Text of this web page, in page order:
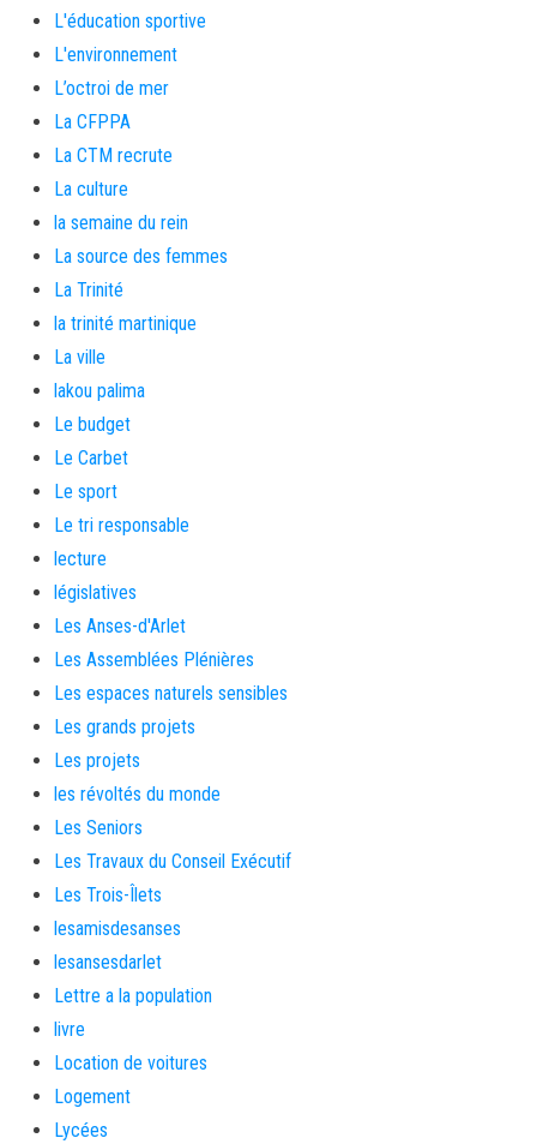
L'éducation sportive
L'environnement
L’octroi de mer
La CFPPA
La CTM recrute
La culture
la semaine du rein
La source des femmes
La Trinité
la trinité martinique
La ville
lakou palima
Le budget
Le Carbet
Le sport
Le tri responsable
lecture
législatives
Les Anses-d'Arlet
Les Assemblées Plénières
Les espaces naturels sensibles
Les grands projets
Les projets
les révoltés du monde
Les Seniors
Les Travaux du Conseil Exécutif
Les Trois-Îlets
lesamisdesanses
lesansesdarlet
Lettre a la population
livre
Location de voitures
Logement
Lycées